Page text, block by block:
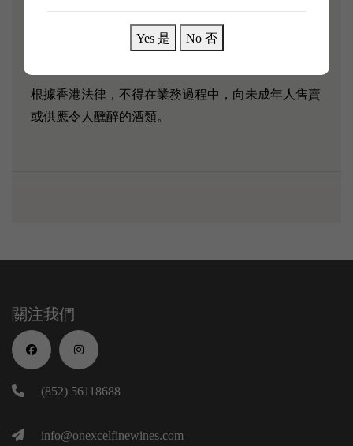
Yes 是 No 否
40% Cabernet Sauvignon, 60% Merlot
根據香港法律，不得在業務過程中，向未成年人售賣
或供應令人醺醉的酒類。
關注我們
(852) 56118688
info@onexcelfinewines.com